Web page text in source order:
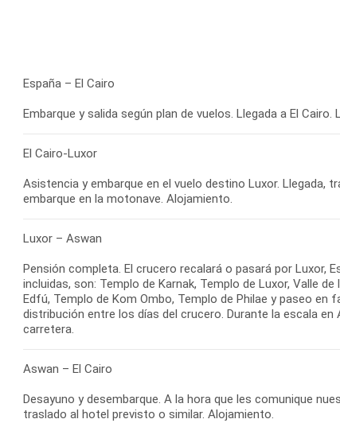
España – El Cairo
Embarque y salida según plan de vuelos. Llegada a El
El Cairo-Luxor
Asistencia y embarque en el vuelo destino Luxor. Llegada,
embarque en la motonave. Alojamiento.
Luxor – Aswan
Pensión completa. El crucero recalará o pasará por Luxor,
incluidas, son: Templo de Karnak, Templo de Luxor, Valle
Edfú, Templo de Kom Ombo, Templo de Philae y paseo
distribución entre los días del crucero. Durante la escala
carretera.
Aswan – El Cairo
Desayuno y desembarque. A la hora que les comunique
traslado al hotel previsto o similar. Alojamiento.